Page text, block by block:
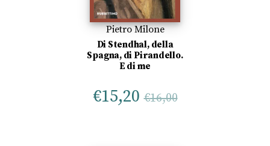
Pietro Milone
Di Stendhal, della
Spagna, di Pirandello.
E di me
€15,20 €16,00